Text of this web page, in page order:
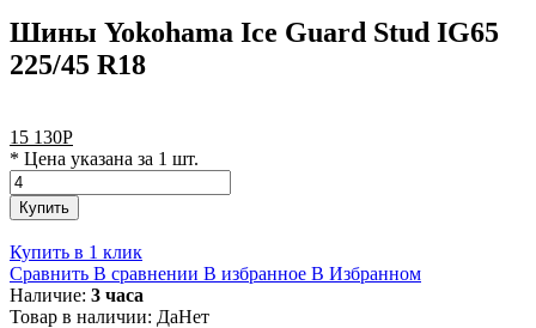
Шины Yokohama Ice Guard Stud IG65
225/45 R18
15 130Р
* Цена указана за 1 шт.
Купить
Купить в 1 клик
Сравнить В сравнении В избранное В Избранном
Наличие: 3 часа
Товар в наличии: ДаНет